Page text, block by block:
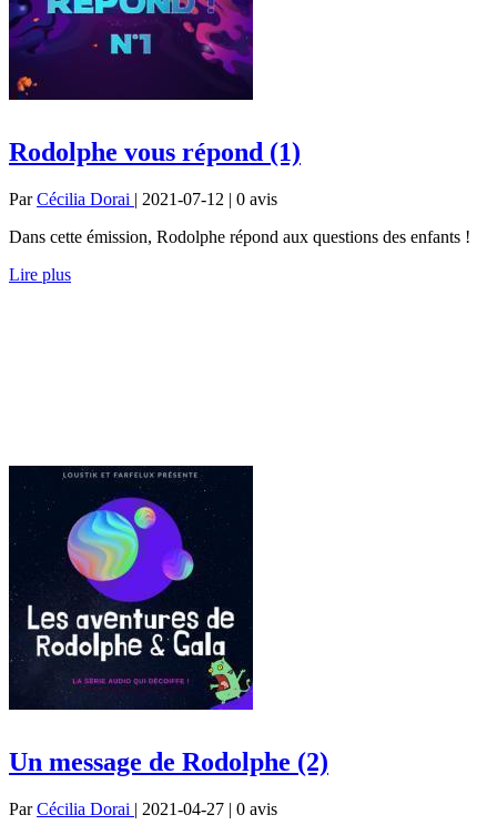
Rodolphe vous répond (1)
ParCécilia Dorai | 2021-07-12 | 0 avis
Dans cette émission, Rodolphe répond aux questions des enfants !
Lire plus
Un message de Rodolphe (2)
ParCécilia Dorai | 2021-04-27 | 0 avis